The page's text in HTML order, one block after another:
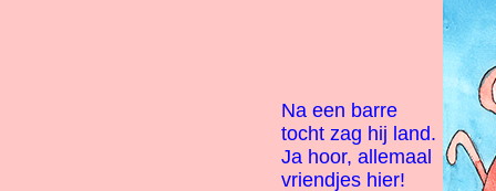
Na een barre
tocht zag hij land.
Ja hoor, allemaal
vriendjes hier!